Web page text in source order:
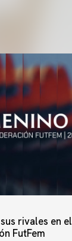
rivales en el
FutFem